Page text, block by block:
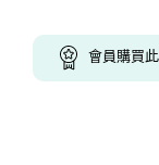
會員購買